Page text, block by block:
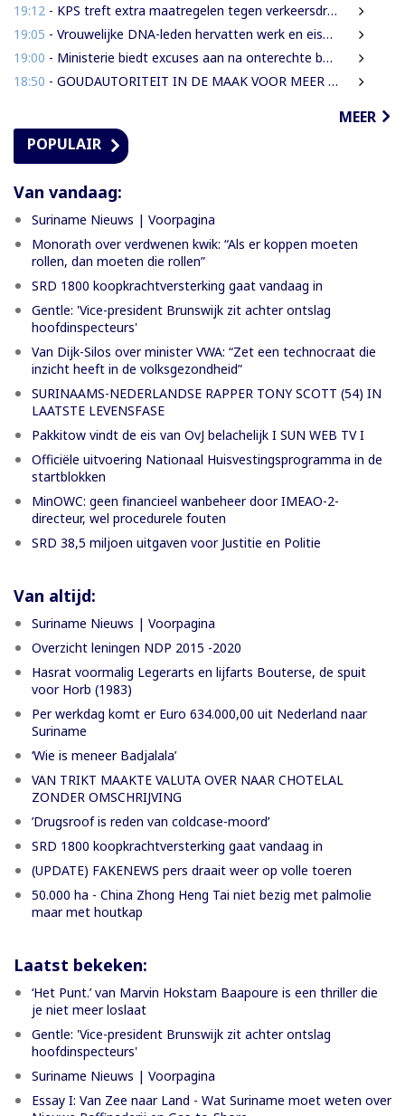
19:12 - KPS treft extra maatregelen tegen verkeersdrukte binnenstad
19:05 - Vrouwelijke DNA-leden hervatten werk en eisen strengere gedragsregels na uitlating Van Samson
19:00 - Ministerie biedt excuses aan na onterechte beschuldigingen tegen IMEAO 2-directeur
18:50 - GOUDAUTORITEIT IN DE MAAK VOOR MEER ORDENING EN INKOMSTEN
MEER
POPULAIR
Van vandaag:
Suriname Nieuws | Voorpagina
Monorath over verdwenen kwik: “Als er koppen moeten
rollen, dan moeten die rollen”
SRD 1800 koopkrachtversterking gaat vandaag in
Gentle: 'Vice-president Brunswijk zit achter ontslag
hoofdinspecteurs'
Van Dijk-Silos over minister VWA: “Zet een technocraat die
inzicht heeft in de volksgezondheid”
SURINAAMS-NEDERLANDSE RAPPER TONY SCOTT (54) IN
LAATSTE LEVENSFASE
Pakkitow vindt de eis van OvJ belachelijk I SUN WEB TV I
Officiële uitvoering Nationaal Huisvestingsprogramma in de
startblokken
MinOWC: geen financieel wanbeheer door IMEAO-2-
directeur, wel procedurele fouten
SRD 38,5 miljoen uitgaven voor Justitie en Politie
Van altijd:
Suriname Nieuws | Voorpagina
Overzicht leningen NDP 2015 -2020
Hasrat voormalig Legerarts en lijfarts Bouterse, de spuit
voor Horb (1983)
Per werkdag komt er Euro 634.000,00 uit Nederland naar
Suriname
‘Wie is meneer Badjalala’
VAN TRIKT MAAKTE VALUTA OVER NAAR CHOTELAL
ZONDER OMSCHRIJVING
’Drugsroof is reden van coldcase-moord’
SRD 1800 koopkrachtversterking gaat vandaag in
(UPDATE) FAKENEWS pers draait weer op volle toeren
50.000 ha - China Zhong Heng Tai niet bezig met palmolie
maar met houtkap
Laatst bekeken:
‘Het Punt.’ van Marvin Hokstam Baapoure is een thriller die
je niet meer loslaat
Gentle: 'Vice-president Brunswijk zit achter ontslag
hoofdinspecteurs'
Suriname Nieuws | Voorpagina
Essay I: Van Zee naar Land - Wat Suriname moet weten over